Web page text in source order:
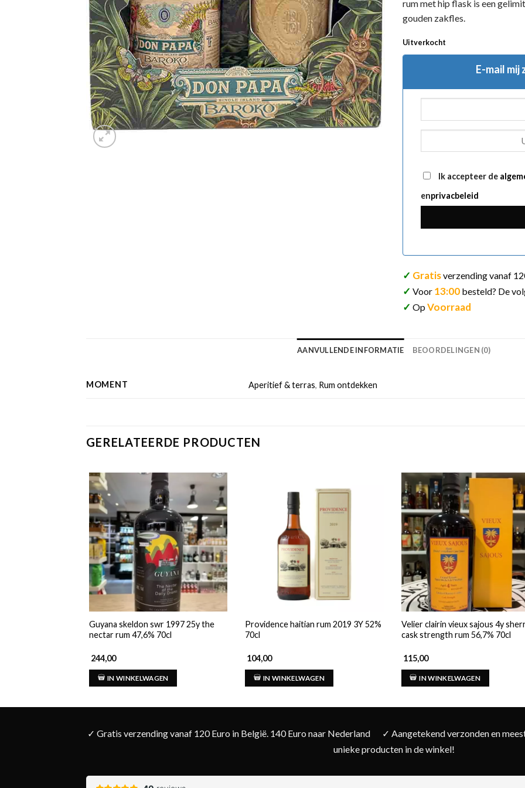
rum met hip flask is een
gouden zakfles.
Uitverkocht
E-mail
Ik accepteer de
enprivacbeleid
✓ Gratisverzending vanaf
✓ Voor 13:00 besteld? De
✓ OpVoorraad
AANVULLENDE INFORMATIE BEOORDELINGEN (0)
MOMENT Aperitief & terras, Rum ontdekken
GERELATEERDE PRODUCTEN
Guyana skeldon swr 1997 25y the
nectar rum 47,6% 70cl
244,00
IN WINKELWAGEN
Providence haitian rum 2019 3Y 52%
70cl
104,00
IN WINKELWAGEN
Velier clairin vieux sajous 4y
cask strength rum 56,7% 70cl
115,00
IN WINKELWAGEN
✓ Gratis verzending vanaf 120 Euro in België. 140 Euro naar Nederland
✓ Aangetekend verzonden en
unieke producten in de winkel!